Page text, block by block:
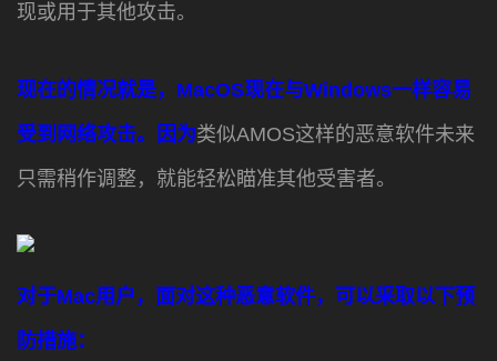
现或用于其他攻击。
现在的情况就是， MacOS现在与Windows一样容易
受到网络攻击。
因为类似AMOS这样的恶意软件未来
只需稍作调整，就能轻松瞄准其他受害者。
对于Mac用户，面对这种恶意软件，可以采取以下预
防措施：